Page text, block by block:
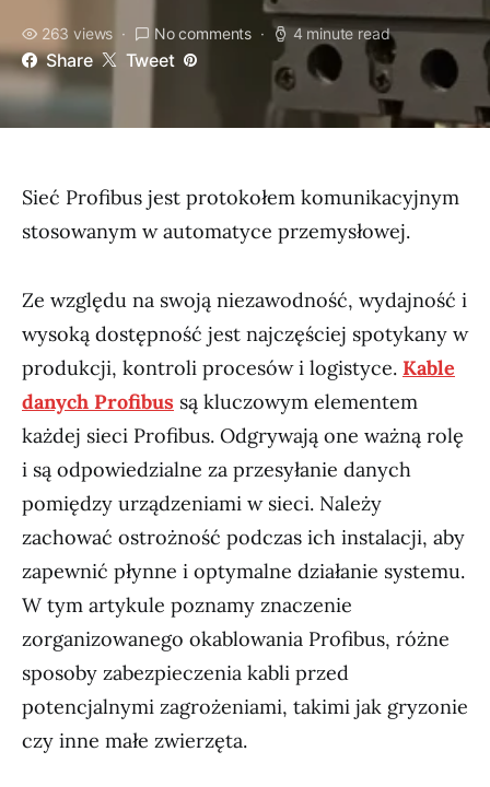
263 views No comments 4 minute read
Share Tweet
Sieć Profibus jest protokołem komunikacyjnym
stosowanym w automatyce przemysłowej.
Ze względu na swoją niezawodność, wydajność i
wysoką dostępność jest najczęściej spotykany w
produkcji, kontroli procesów i logistyce. Kable
danych Profibus są kluczowym elementem
każdej sieci Profibus. Odgrywają one ważną rolę
i są odpowiedzialne za przesyłanie danych
pomiędzy urządzeniami w sieci. Należy
zachować ostrożność podczas ich instalacji, aby
zapewnić płynne i optymalne działanie systemu.
W tym artykule poznamy znaczenie
zorganizowanego okablowania Profibus, różne
sposoby zabezpieczenia kabli przed
potencjalnymi zagrożeniami, takimi jak gryzonie
czy inne małe zwierzęta.